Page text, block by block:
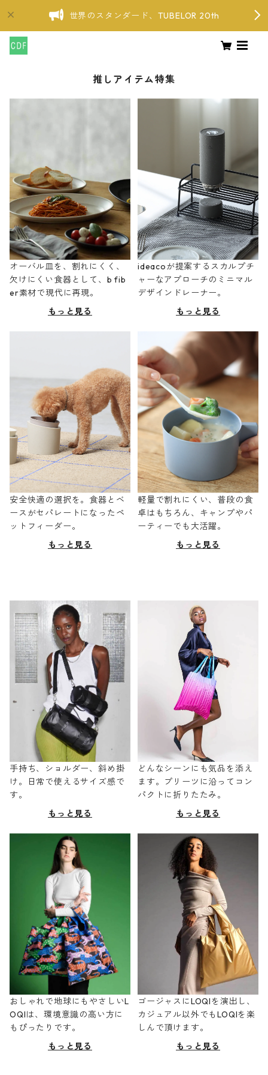
世界のスタンダード、TUBELOR 20th
推しアイテム特集
オーバル皿を、割れにくく、
欠けにくい食器として、b fib
er素材で現代に再現。
もっと見る
ideacoが提案するスカルプチ
ャーなアプローチのミニマル
デザインドレーナー。
もっと見る
安全快適の選択を。食器とベ
ースがセパレートになったペ
ットフィーダー。
もっと見る
軽量で割れにくい、普段の食
卓はもちろん、キャンプやパ
ーティーでも大活躍。
もっと見る
手持ち、ショルダー、斜め掛
け。日常で使えるサイズ感で
す。
もっと見る
どんなシーンにも気品を添え
ます。プリーツに沿ってコン
パクトに折りたたみ。
もっと見る
おしゃれで地球にもやさしいL
OQIは、環境意識の高い方に
もぴったりです。
もっと見る
ゴージャスにLOQIを演出し、
カジュアル以外でもLOQIを楽
しんで頂けます。
もっと見る